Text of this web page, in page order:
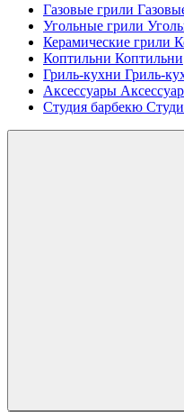
Газовые грили
Угольные грили
Керамические грили
Коптильни Коптильни
Гриль-кухни Гриль-
Аксессуары
Студия барбекю